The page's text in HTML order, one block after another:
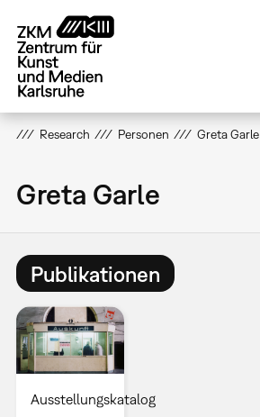
zum
Inhalt
Research Personen Greta Garle
Greta Garle
Publikationen
Ausstellungskatalog